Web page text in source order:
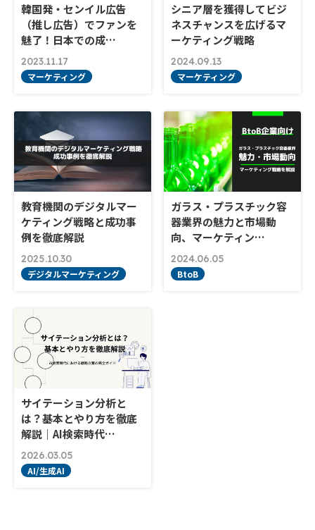
韓国発・センイル広告
（推し広告）でファンを
魅了！日本での成…
2023.11.17
マーケティング
シニア層を獲得してビジ
ネスチャンスを広げるマ
ーケティング戦略
2024.09.13
マーケティング
教育機関のデジタルマー
ケティング戦略と成功事
例を徹底解説
2025.10.30
デジタルマーケティング
ガラス・プラスチック容
器業界の魅力と市場動
向、マーケティン…
2024.06.05
BtoB
サイテーション分析と
は？基本とやり方を徹底
解説｜AI検索時代…
2026.03.05
AI/生成AI